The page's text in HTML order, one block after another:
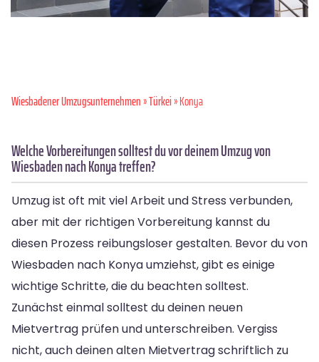
Wiesbadener Umzugsunternehmen»Türkei» Konya
Welche Vorbereitungen solltest du vor deinem Umzug von
Wiesbaden nach Konya treffen?
Umzug ist oft mit viel Arbeit und Stress verbunden,
aber mit der richtigen Vorbereitung kannst du
diesen Prozess reibungsloser gestalten. Bevor du von
Wiesbaden nach Konya umziehst, gibt es einige
wichtige Schritte, die du beachten solltest.
Zunächst einmal solltest du deinen neuen
Mietvertrag prüfen und unterschreiben. Vergiss
nicht, auch deinen alten Mietvertrag schriftlich zu